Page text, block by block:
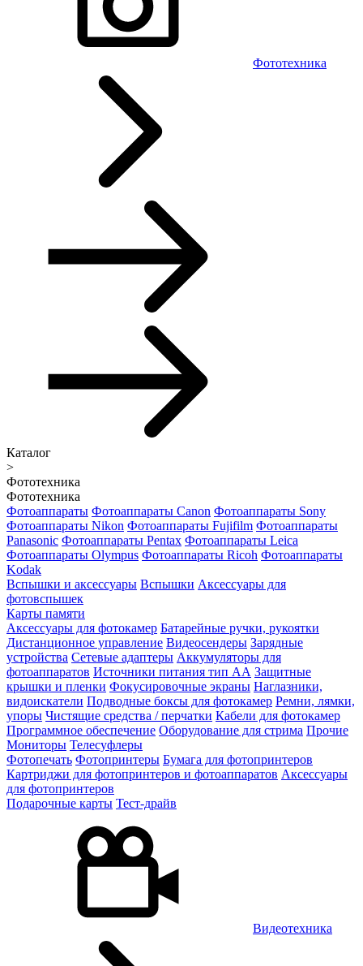
Фототехника
Каталог
>
Фототехника
Фототехника
Фотоаппараты Фотоаппараты Canon Фотоаппараты Sony
Фотоаппараты Nikon Фотоаппараты Fujifilm Фотоаппараты
Panasonic Фотоаппараты Pentax Фотоаппараты Leica
Фотоаппараты Olympus Фотоаппараты Ricoh Фотоаппараты
Kodak
Вспышки и аксессуары Вспышки Аксессуары для
фотовспышек
Карты памяти
Аксессуары для фотокамер Батарейные ручки, рукоятки
Дистанционное управление Видеосендеры Зарядные
устройства Сетевые адаптеры Аккумуляторы для
фотоаппаратов Источники питания тип АА Защитные
крышки и пленки Фокусировочные экраны Наглазники,
видоискатели Подводные боксы для фотокамер Ремни, лямки,
упоры Чистящие средства / перчатки Кабели для фотокамер
Программное обеспечение Оборудование для стрима Прочие
Мониторы Телесуфлеры
Фотопечать Фотопринтеры Бумага для фотопринтеров
Картриджи для фотопринтеров и фотоаппаратов Аксессуары
для фотопринтеров
Подарочные карты Тест-драйв
Видеотехника